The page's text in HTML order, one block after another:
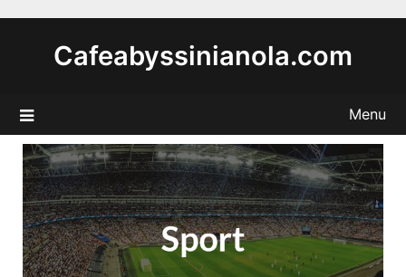
Cafeabyssinianola.com
Menu